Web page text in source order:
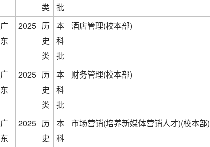
类
批
广
东
2025 历
史
类
本
科
批
酒店管理(校本部)
广
东
2025 历
史
类
本
科
批
财务管理(校本部)
广
东
2025 历
史
本
科
市场营销(培养新媒体营销人才)(校本部)